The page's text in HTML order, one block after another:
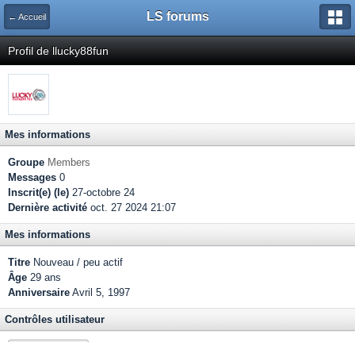
← Accueil LS forums
Profil de llucky88fun
Mes informations
Groupe Members
Messages 0
Inscrit(e) (le) 27-octobre 24
Dernière activité oct. 27 2024 21:07
Mes informations
Titre Nouveau / peu actif
Âge 29 ans
Anniversaire Avril 5, 1997
Contrôles utilisateur